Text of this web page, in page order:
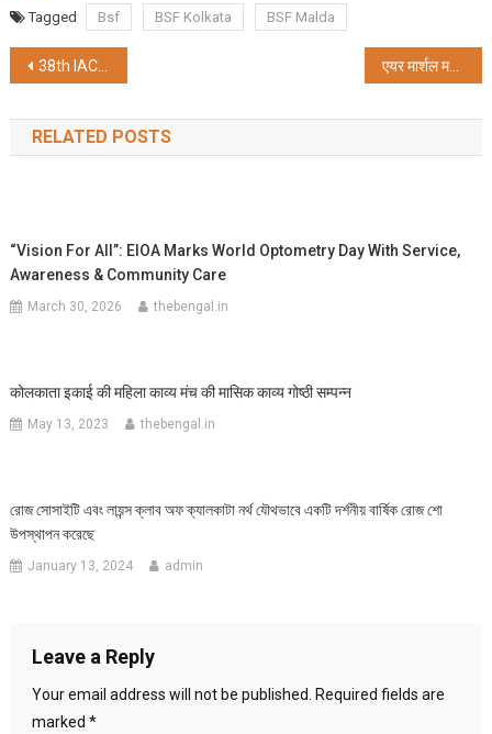
ShareTagged Bsf BSF Kolkata BSF Malda
Post
navigation
38th IACDE National Conference will emphasise on better oral health एयर मार्शल मकरंद रानाडे ने वायु सेना मुख्यालय में महानिदेशक का पदभार संभाला
RELATED POSTS
“Vision For All”: EIOA Marks World Optometry Day With Service,
Awareness & Community Care
March 30, 2026 thebengal.in
कोलकाता इकाई की महिला काव्य मंच की मासिक काव्य गोष्ठी सम्पन्न
May 13, 2023 thebengal.in
রোজ সোসাইটি এবং লায়ন্স ক্লাব অফ ক্যালকাটা নর্থ যৌথভাবে একটি দর্শনীয় বার্ষিক রোজ শো
উপস্থাপন করেছে
January 13, 2024 admin
Leave a Reply
Your email address will not be published.
Required fields are
marked *